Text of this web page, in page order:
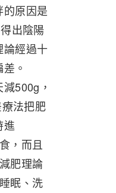
原因是
出陰陽
經過十
偏差。
500g，
法把肥
進
，而且
肥理論
眠、洗